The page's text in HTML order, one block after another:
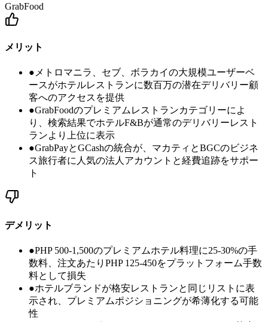
GrabFood
メリット
● メトロマニラ、セブ、ボラカイの大規模ユーザーベ
ースがホテルレストランに数百万の潜在デリバリー顧
客へのアクセスを提供
●GrabFoodのプレミアムレストランカテゴリーによ
り、検索結果でホテルF&Bが通常のデリバリーレスト
ランより上位に表示
●GrabPayとGCashの統合が、マカティとBGCのビジネ
ス旅行者に人気の法人アカウントと経費追跡をサポー
ト
デメリット
●PHP 500-1,500のプレミアムホテル料理に25-30%の手
数料、注文あたりPHP 125-450をプラットフォーム手数
料として損失
●ホテルブランドが格安レストランと同じリストに表
示され、プレミアムポジショニングが希薄化する可能
性